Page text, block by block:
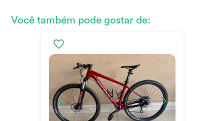
Você também pode gostar de: